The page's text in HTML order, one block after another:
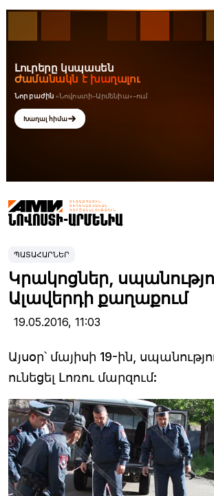
ՊԱՏԱՀԱՐՆԵՐ
Կրակոցներ,
Ալավերդի քաղաքում
19.05.2016, 11:03
Այսօր՝ մայիսի 19-ին,
ունեցել Լոռու մարզում: